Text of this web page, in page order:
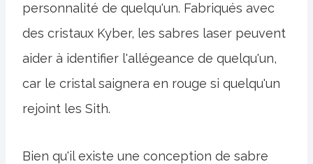
personnalité de quelqu'un. Fabriqués avec
des cristaux Kyber, les sabres laser peuvent
aider à identifier l'allégeance de quelqu'un,
car le cristal saignera en rouge si quelqu'un
rejoint les Sith.
Bien qu'il existe une conception de sabre